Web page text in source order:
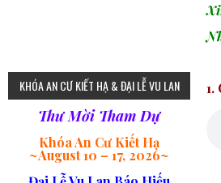
1.
KHÓA AN CƯ KIẾT HẠ & ĐẠI LỄ VU LAN
Thư Mời Tham Dự
Khóa An Cư Kiết Hạ
~August 10 – 17, 2026~